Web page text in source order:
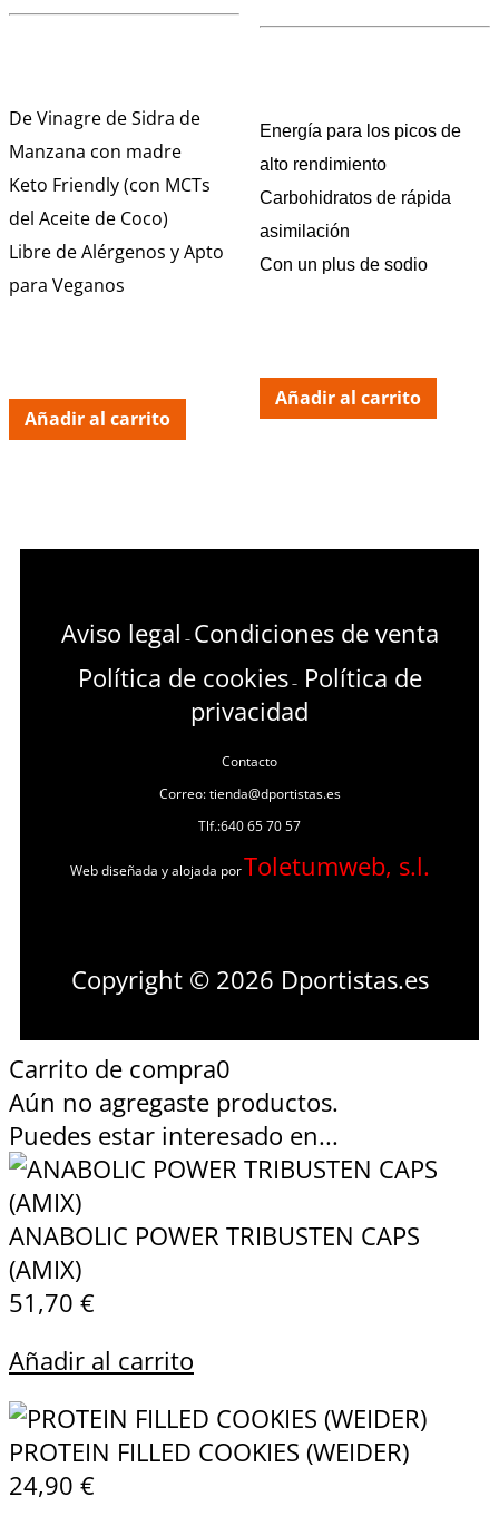
De Vinagre de Sidra de
Manzana con madre
Keto Friendly (con MCTs
del Aceite de Coco)
Libre de Alérgenos y Apto
para Veganos
Añadir al carrito
Energía para los picos de
alto rendimiento
Carbohidratos de rápida
asimilación
Con un plus de sodio
Añadir al carrito
Aviso legal – Condiciones de venta
Política de cookies–Política de
privacidad
Contacto
Correo: tienda@dportistas.es
Tlf.:640 65 70 57
Web diseñada y alojada porToletumweb, s.l.
Copyright © 2026 Dportistas.es
Carrito de compra0
Aún no agregaste productos.
Puedes estar interesado en...
ANABOLIC POWER TRIBUSTEN CAPS
(AMIX)
51,70 €
Añadir al carrito
PROTEIN FILLED COOKIES (WEIDER)
24,90 €